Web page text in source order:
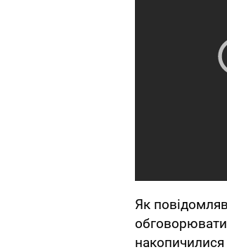
Як повідомляв